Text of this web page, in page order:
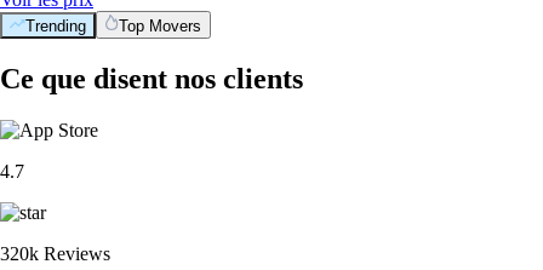
Trending Top Movers
Ce que disent nos clients
4.7
320k Reviews